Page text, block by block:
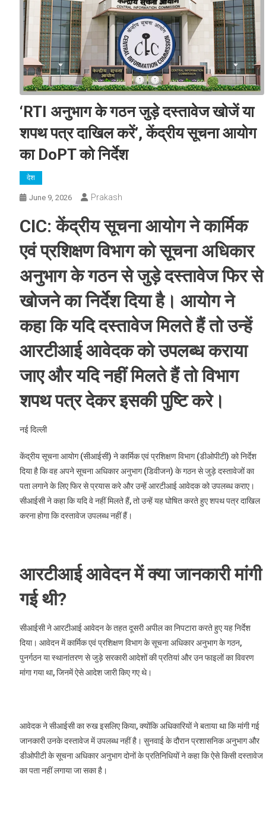
‘RTI अनुभाग के गठन जुड़े दस्तावेज खोजें या
शपथ पत्र दाखिल करें’, केंद्रीय सूचना आयोग
का DoPT को निर्देश
देश
June 9, 2026 Prakash
CIC: केंद्रीय सूचना आयोग ने कार्मिक
एवं प्रशिक्षण विभाग को सूचना अधिकार
अनुभाग के गठन से जुड़े दस्तावेज फिर से
खोजने का निर्देश दिया है। आयोग ने
कहा कि यदि दस्तावेज मिलते हैं तो उन्हें
आरटीआई आवेदक को उपलब्ध कराया
जाए और यदि नहीं मिलते हैं तो विभाग
शपथ पत्र देकर इसकी पुष्टि करे।
नई दिल्ली
केंद्रीय सूचना आयोग (सीआईसी) ने कार्मिक एवं प्रशिक्षण विभाग (डीओपीटी) को निर्देश
दिया है कि वह अपने सूचना अधिकार अनुभाग (डिवीजन) के गठन से जुड़े दस्तावेजों का
पता लगाने के लिए फिर से प्रयास करे और उन्हें आरटीआई आवेदक को उपलब्ध कराए।
सीआईसी ने कहा कि यदि वे नहीं मिलते हैं, तो उन्हें यह घोषित करते हुए शपथ पत्र दाखिल
करना होगा कि दस्तावेज उपलब्ध नहीं हैं।
आरटीआई आवेदन में क्या जानकारी मांगी
गई थी?
सीआईसी ने आरटीआई आवेदन के तहत दूसरी अपील का निपटारा करते हुए यह निर्देश
दिया। आवेदन में कार्मिक एवं प्रशिक्षण विभाग के सूचना अधिकार अनुभाग के गठन,
पुनर्गठन या स्थानांतरण से जुड़े सरकारी आदेशों की प्रतियां और उन फाइलों का विवरण
मांगा गया था, जिनमें ऐसे आदेश जारी किए गए थे।
आवेदक ने सीआईसी का रुख इसलिए किया, क्योंकि अधिकारियों ने बताया था कि मांगी गई
जानकारी उनके दस्तावेज में उपलब्ध नहीं है। सुनवाई के दौरान प्रशासनिक अनुभाग और
डीओपीटी के सूचना अधिकार अनुभाग दोनों के प्रतिनिधियों ने कहा कि ऐसे किसी दस्तावेज
का पता नहीं लगाया जा सका है।